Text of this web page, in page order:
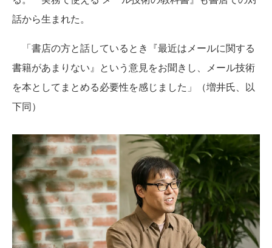
話から生まれた。
「書店の方と話しているとき『最近はメールに関する
書籍があまりない』という意見をお聞きし、メール技術
を本としてまとめる必要性を感じました」（増井氏、以
下同）